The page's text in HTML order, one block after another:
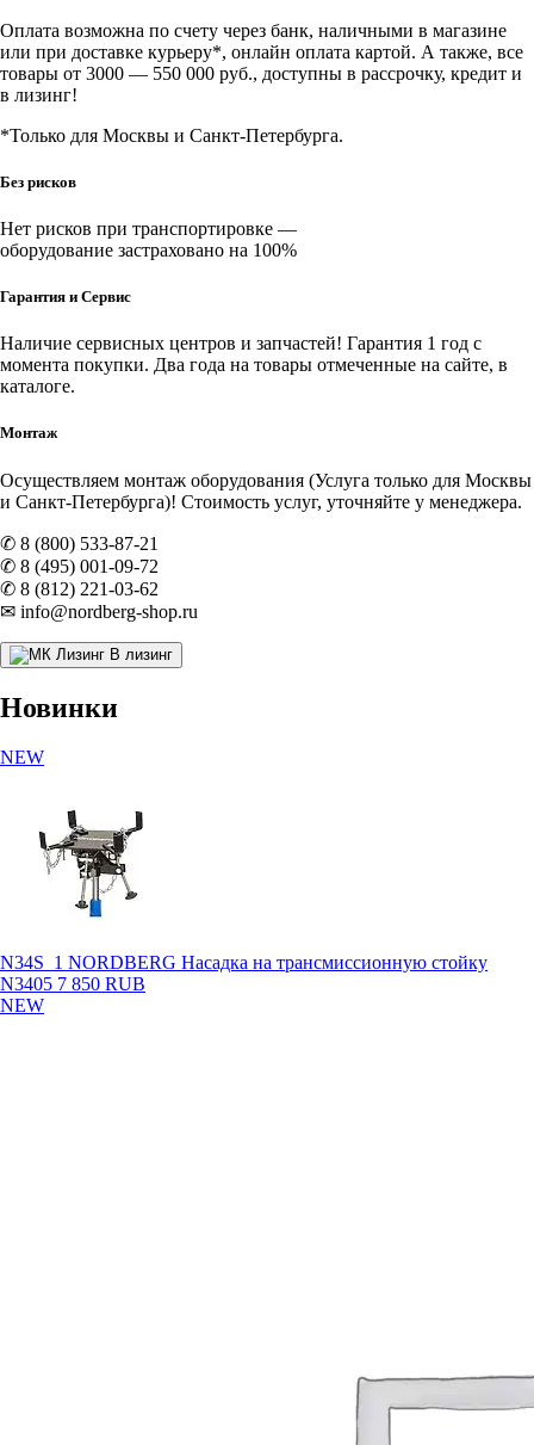
Оплата возможна по счету через банк, наличными в магазине
или при доставке курьеру*, онлайн оплата картой. А также, все
товары от 3000 — 550 000 руб., доступны в рассрочку, кредит и
в лизинг!
*Только для Москвы и Санкт-Петербурга.
Без рисков
Нет рисков при транспортировке —
оборудование застраховано на 100%
Гарантия и Сервис
Наличие сервисных центров и запчастей! Гарантия 1 год с
момента покупки. Два года на товары отмеченные на сайте, в
каталоге.
Монтаж
Осуществляем монтаж оборудования (Услуга только для Москвы
и Санкт-Петербурга)! Стоимость услуг, уточняйте у менеджера.
✆ 8 (800) 533-87-21
✆ 8 (495) 001-09-72
✆ 8 (812) 221-03-62
✉ info@nordberg-shop.ru
В лизинг
Новинки
NEW
N34S_1 NORDBERG Насадка на трансмиссионную стойку
N3405 7 850 RUB
NEW